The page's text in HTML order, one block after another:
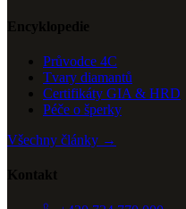
Encyklopedie
Průvodce 4C
Tvary diamantů
Certifikáty GIA & HRD
Péče o šperky
Všechny články →
Kontakt